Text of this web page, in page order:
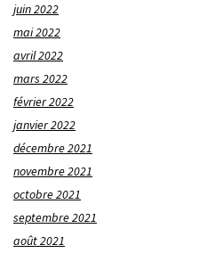
juin 2022
mai 2022
avril 2022
mars 2022
février 2022
janvier 2022
décembre 2021
novembre 2021
octobre 2021
septembre 2021
août 2021